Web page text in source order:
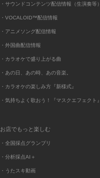
・サウンドコンテンツ配信情報（生演奏等）
・VOCALOID™配信情報
・アニメソング配信情報
・外国曲配信情報
・カラオケで盛り上がる曲
・あの日、あの時、あの音楽。
・カラオケの楽しみ方『新様式』
・気持ちよく歌おう！『マスクエフェクト』
お店でもっと楽しむ
・全国採点グランプリ
・分析採点AI＋
・うたスキ動画